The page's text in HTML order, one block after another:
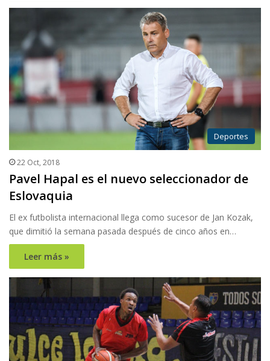
Deportes
22 Oct, 2018
Pavel Hapal es el nuevo seleccionador de
Eslovaquia
El ex futbolista internacional llega como sucesor de Jan Kozak,
que dimitió la semana pasada después de cinco años en…
Leer más »